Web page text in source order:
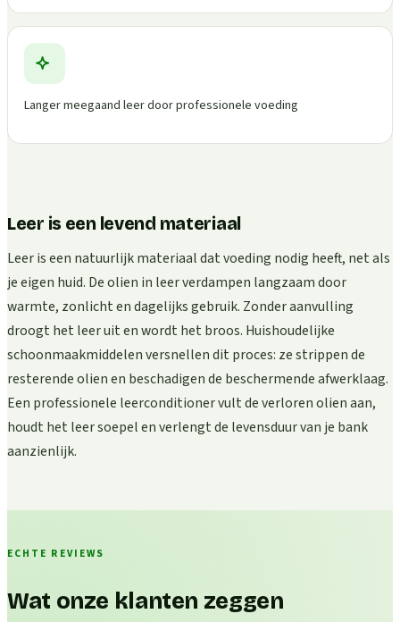
Langer meegaand leer door professionele voeding
Leer is een levend materiaal
Leer is een natuurlijk materiaal dat voeding nodig heeft, net als
je eigen huid. De olien in leer verdampen langzaam door
warmte, zonlicht en dagelijks gebruik. Zonder aanvulling
droogt het leer uit en wordt het broos. Huishoudelijke
schoonmaakmiddelen versnellen dit proces: ze strippen de
resterende olien en beschadigen de beschermende afwerklaag.
Een professionele leerconditioner vult de verloren olien aan,
houdt het leer soepel en verlengt de levensduur van je bank
aanzienlijk.
ECHTE REVIEWS
Wat onze klanten zeggen